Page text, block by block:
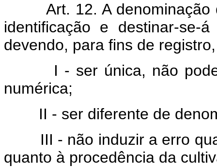
Art. 12. A
identificação e destinar-se-
devendo, para fins de
I - ser única, não
numérica;
II - ser diferente de
III - não induzir a erro
quanto à procedência da